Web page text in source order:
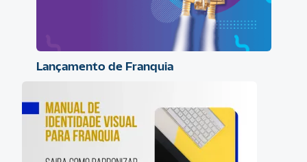
Lançamento de Franquia